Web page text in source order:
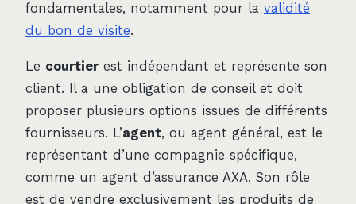
fondamentales, notamment pour la validité
du bon de visite.
Le courtier est indépendant et représente son
client. Il a une obligation de conseil et doit
proposer plusieurs options issues de différents
fournisseurs. L’agent, ou agent général, est le
représentant d’une compagnie spécifique,
comme un agent d’assurance AXA. Son rôle
est de vendre exclusivement les produits de